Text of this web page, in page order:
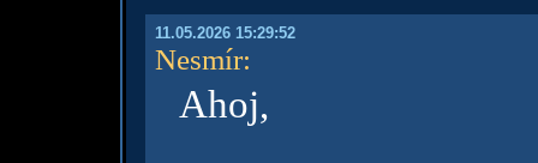
11.05.2026 15:29:52
Nesmír:
Ahoj,